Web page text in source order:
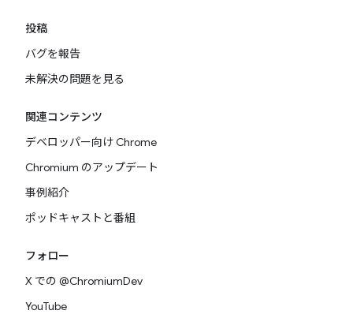
投稿
バグを報告
未解決の問題を見る
関連コンテンツ
デベロッパー向け Chrome
Chromium のアップデート
事例紹介
ポッドキャストと番組
フォロー
X での @ChromiumDev
YouTube